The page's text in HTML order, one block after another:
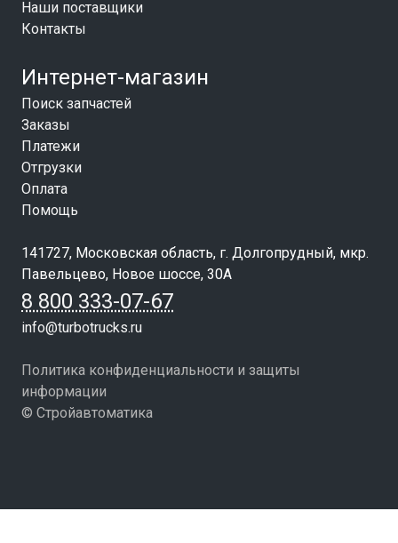
Наши поставщики
Контакты
Интернет-магазин
Поиск запчастей
Заказы
Платежи
Отгрузки
Оплата
Помощь
141727, Московская область, г. Долгопрудный, мкр.
Павельцево, Новое шоссе, 30А
8 800 333-07-67
info@turbotrucks.ru
Политика конфиденциальности и защиты
информации
© Стройавтоматика